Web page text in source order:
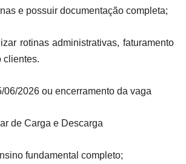
e possuir documentação completa;
rotinas administrativas, faturamento
clientes.
06/2026 ou encerramento da vaga
de Carga e Descarga
fundamental completo;